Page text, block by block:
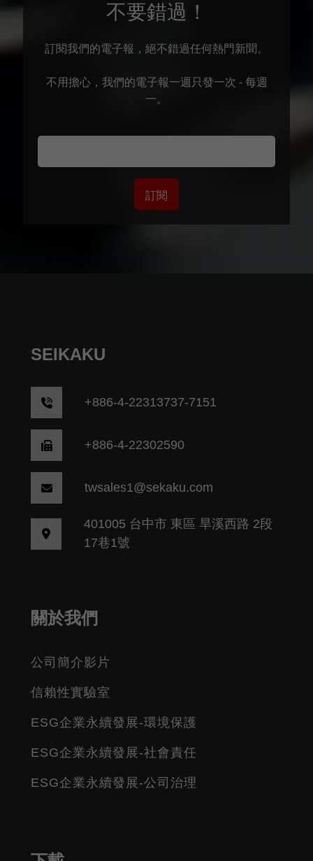
不要錯過！
訂閱我們的電子報，絕不錯過任何熱門新聞。
不用擔心，我們的電子報一週只發一次 - 每週
一。
訂閱
SEIKAKU
+886-4-22313737-7151
+886-4-22302590
twsales1@sekaku.com
401005 台中市 東區 旱溪西路 2段
17巷1號
關於我們
公司簡介影片
信賴性實驗室
ESG企業永續發展-環境保護
ESG企業永續發展-社會責任
ESG企業永續發展-公司治理